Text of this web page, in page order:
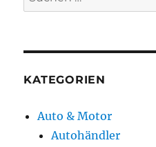
nach:
KATEGORIEN
Auto & Motor
Autohändler